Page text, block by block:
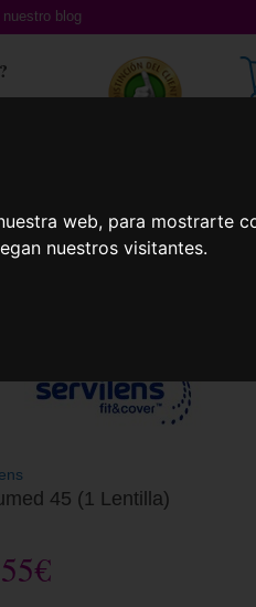
web, para mostrarte
nuestros visitantes.
blog
Lentillas
45 (1 Lentilla)